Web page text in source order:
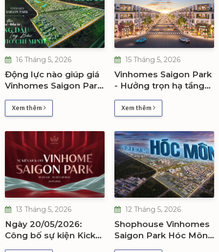
16 Tháng 5, 2026
Động lực nào giúp giá
Vinhomes Saigon Park
năm tới
Xem thêm
15 Tháng 5, 2026
Vinhomes Saigon Park
- Hưởng trọn hạ tầng
hội đầu tư
Xem thêm
13 Tháng 5, 2026
Ngày 20/05/2026:
Công bố sự kiện Kick-
12 Tháng 5, 2026
Shophouse Vinhomes
Saigon Park Hóc Môn -